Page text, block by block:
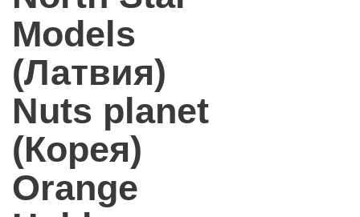
Models
(Латвия)
Nuts planet
(Корея)
Orange